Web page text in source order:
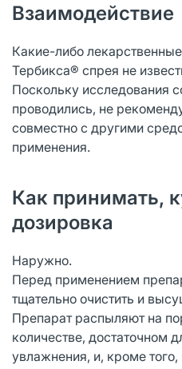
Взаимодействие
Какие-либо
Тербикса® спрея не
Поскольку исследования
проводились, не
совместно с другими
применения.
Как принимать,
дозировка
Наружно.
Перед применением
тщательно очистить и
Препарат распыляют на
количестве, достаточном
увлажнения, и, кроме